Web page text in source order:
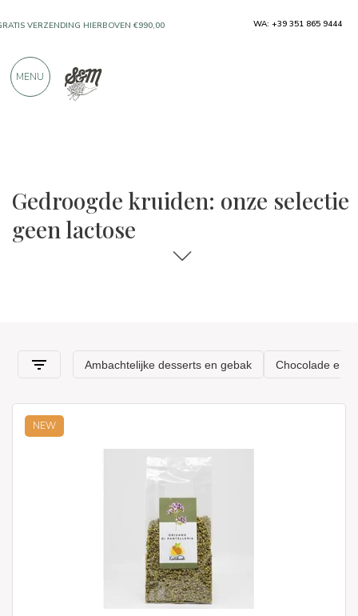
Gedroogde kruiden: onze selectie
geen lactose
NEW
VERZENDING HIERBOVEN €990,00
PRODUCTEN VAN UITSTEKENDE
WA: +39 351 865 9444
MENU